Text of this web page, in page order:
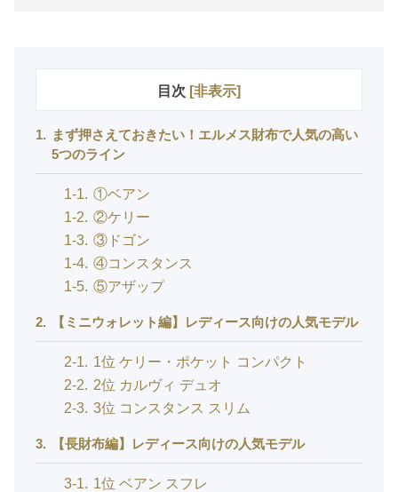
目次 [非表示]
1
まず押さえておきたい！エルメス財布で人気の高い
5つのライン
1-1
①ベアン
1-2
②ケリー
1-3 ③ドゴン
1-4 ④コンスタンス
1-5 ⑤アザップ
2 【ミニウォレット編】レディース向けの人気モデル
2-1
1位 ケリー・ポケット コンパクト
2-2
2位 カルヴィ デュオ
2-3 3位 コンスタンス スリム
3 【長財布編】レディース向けの人気モデル
3-1
1位 ベアン スフレ